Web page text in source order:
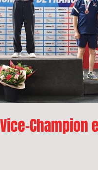
Champion